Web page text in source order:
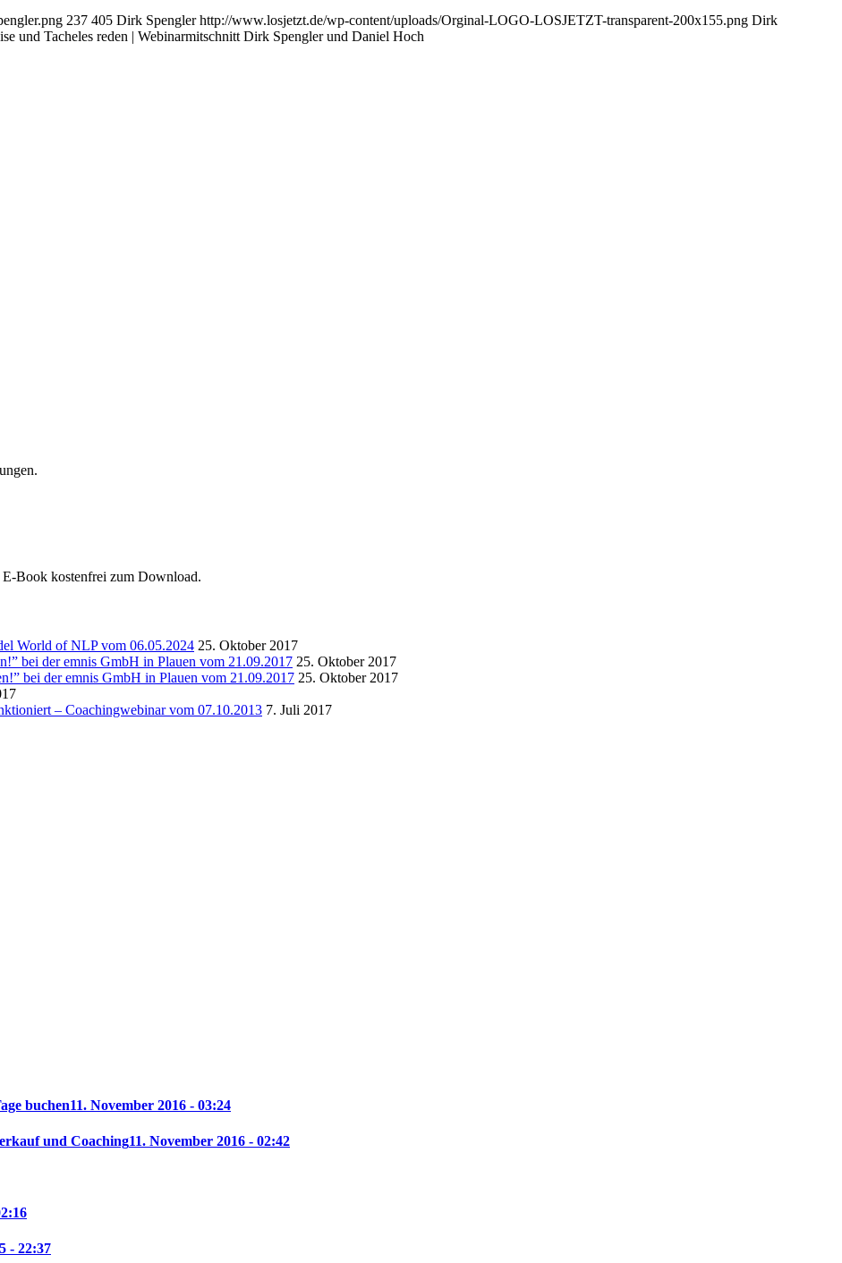
237 405 Dirk Spengler http://www.losjetzt.de/wp-content/uploads/Orginal-LOGO-LOSJETZT-transparent-200x155.png Dirk
und Tacheles reden | Webinarmitschnitt Dirk Spengler und Daniel Hoch
Book kostenfrei zum Download.
World of NLP vom 06.05.2024 25. Oktober 2017
bei der emnis GmbH in Plauen vom 21.09.2017 25. Oktober 2017
bei der emnis GmbH in Plauen vom 21.09.2017 25. Oktober 2017
– Coachingwebinar vom 07.10.2013 7. Juli 2017
buchen11. November 2016 - 03:24
und Coaching11. November 2016 - 02:42
- 22:37